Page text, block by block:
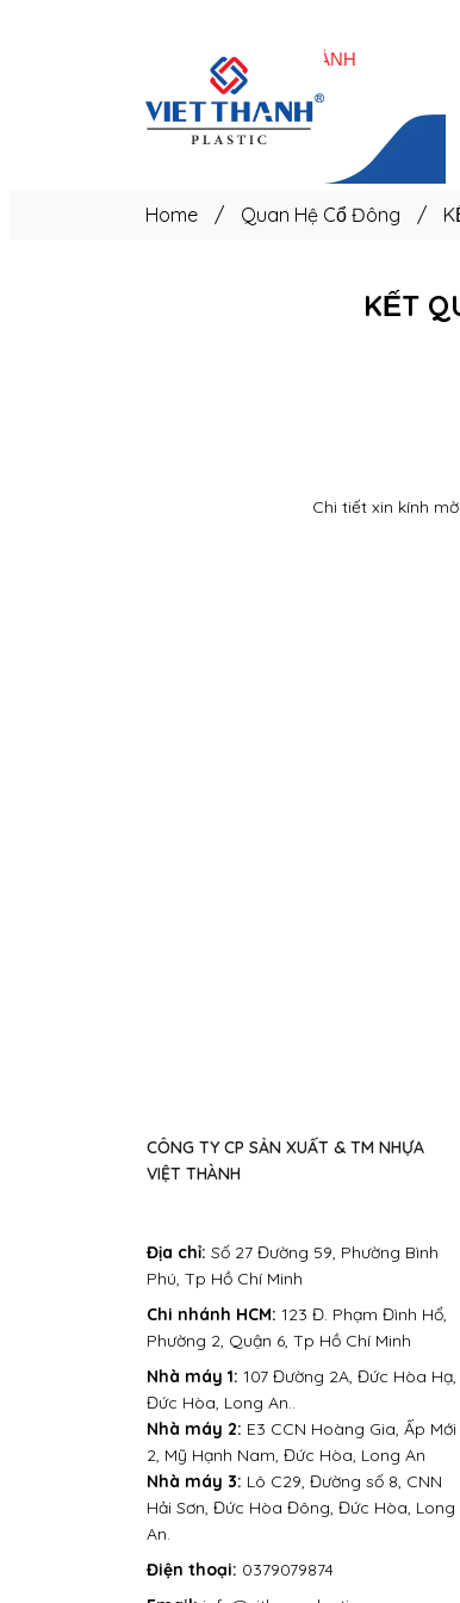
Home / Quan Hệ Cổ Đông /
KẾT
Chi tiết xin kính
Địa chỉ: Số 27 Đường 59, Phường Bình
Phú, Tp Hồ Chí Minh
Điện thoại: 0379079874
CÔNG TY CP SẢN XUẤT & TM NHỰA
VIỆT THÀNH
Nhà máy 1: 107 Đường 2A, Đức Hòa Hạ,
Đức Hòa, Long An..
Nhà máy 2: E3 CCN Hoàng Gia, Ấp Mới
2, Mỹ Hạnh Nam, Đức Hòa, Long An
Nhà máy 3: Lô C29, Đường số 8, CNN
Hải Sơn, Đức Hòa Đông, Đức Hòa, Long
An.
Chi nhánh HCM: 123 Đ. Phạm Đình Hổ,
Phường 2, Quận 6, Tp Hồ Chí Minh